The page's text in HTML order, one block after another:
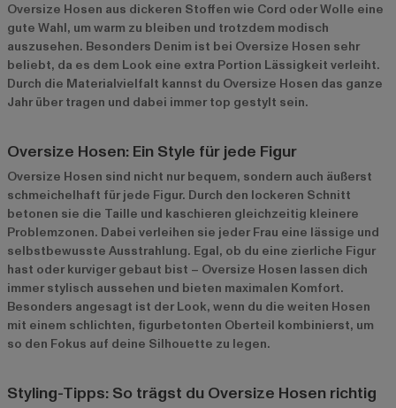
Oversize Hosen aus dickeren Stoffen wie Cord oder Wolle eine
gute Wahl, um warm zu bleiben und trotzdem modisch
auszusehen. Besonders Denim ist bei Oversize Hosen sehr
beliebt, da es dem Look eine extra Portion Lässigkeit verleiht.
Durch die Materialvielfalt kannst du Oversize Hosen das ganze
Jahr über tragen und dabei immer top gestylt sein.
Oversize Hosen: Ein Style für jede Figur
Oversize Hosen sind nicht nur bequem, sondern auch äußerst
schmeichelhaft für jede Figur. Durch den lockeren Schnitt
betonen sie die Taille und kaschieren gleichzeitig kleinere
Problemzonen. Dabei verleihen sie jeder Frau eine lässige und
selbstbewusste Ausstrahlung. Egal, ob du eine zierliche Figur
hast oder kurviger gebaut bist – Oversize Hosen lassen dich
immer stylisch aussehen und bieten maximalen Komfort.
Besonders angesagt ist der Look, wenn du die weiten Hosen
mit einem schlichten, figurbetonten Oberteil kombinierst, um
so den Fokus auf deine Silhouette zu legen.
Styling-Tipps: So trägst du Oversize Hosen richtig